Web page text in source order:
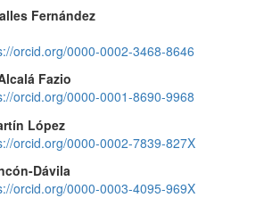
Fernández
orcid.org/0000-0002-3468-8646
Fazio
orcid.org/0000-0001-8690-9968
López
orcid.org/0000-0002-7839-827X
Dávila
orcid.org/0000-0003-4095-969X